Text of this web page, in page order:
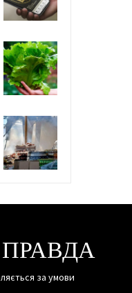
за умови